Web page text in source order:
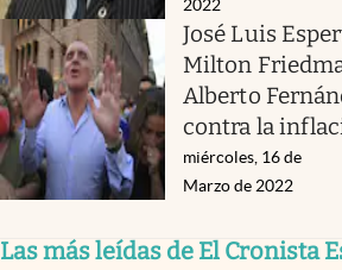
2022
José Luis
Milton
Alberto
contra la
miércoles, 16 de
Marzo de 2022
Las más leídas de El Cronista